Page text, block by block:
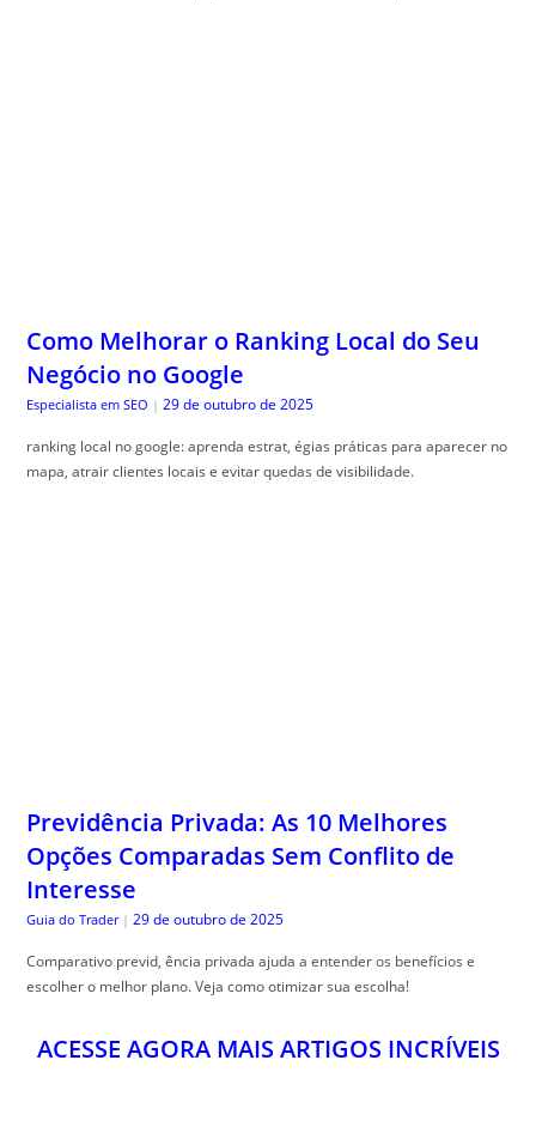
Como Melhorar o Ranking Local do Seu
Negócio no Google
Especialista em SEO | 29 de outubro de 2025
ranking local no google: aprenda estrat, égias práticas para aparecer no
mapa, atrair clientes locais e evitar quedas de visibilidade.
Previdência Privada: As 10 Melhores
Opções Comparadas Sem Conflito de
Interesse
Guia do Trader | 29 de outubro de 2025
Comparativo previd, ência privada ajuda a entender os benefícios e
escolher o melhor plano. Veja como otimizar sua escolha!
ACESSE AGORA MAIS ARTIGOS INCRÍVEIS